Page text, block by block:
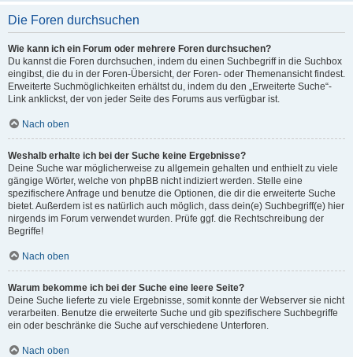
Die Foren durchsuchen
Wie kann ich ein Forum oder mehrere Foren durchsuchen?
Du kannst die Foren durchsuchen, indem du einen Suchbegriff in die Suchbox
eingibst, die du in der Foren-Übersicht, der Foren- oder Themenansicht findest.
Erweiterte Suchmöglichkeiten erhältst du, indem du den „Erweiterte Suche“-
Link anklickst, der von jeder Seite des Forums aus verfügbar ist.
Nach oben
Weshalb erhalte ich bei der Suche keine Ergebnisse?
Deine Suche war möglicherweise zu allgemein gehalten und enthielt zu viele
gängige Wörter, welche von phpBB nicht indiziert werden. Stelle eine
spezifischere Anfrage und benutze die Optionen, die dir die erweiterte Suche
bietet. Außerdem ist es natürlich auch möglich, dass dein(e) Suchbegriff(e) hier
nirgends im Forum verwendet wurden. Prüfe ggf. die Rechtschreibung der
Begriffe!
Nach oben
Warum bekomme ich bei der Suche eine leere Seite?
Deine Suche lieferte zu viele Ergebnisse, somit konnte der Webserver sie nicht
verarbeiten. Benutze die erweiterte Suche und gib spezifischere Suchbegriffe
ein oder beschränke die Suche auf verschiedene Unterforen.
Nach oben